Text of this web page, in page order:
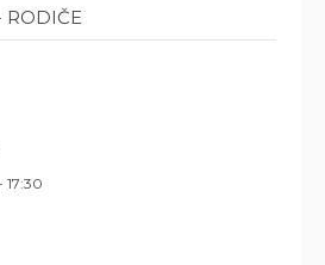
RODIČE
17:30